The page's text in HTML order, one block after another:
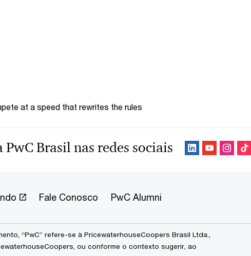
at a speed that rewrites the rules
PwC Brasil nas redes sociais
Fale Conosco PwC Alumni
“PwC” refere-se à PricewaterhouseCoopers Brasil Ltda.,
ou conforme o contexto sugerir, ao